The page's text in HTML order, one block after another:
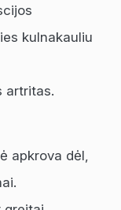
kulnakauliu
artritas.
apkrova dėl,